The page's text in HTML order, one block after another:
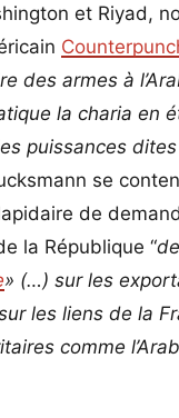
et Riyad,
des armes à
la charia en
puissances
se
de
la République “
» (…) sur les
les liens de la
comme